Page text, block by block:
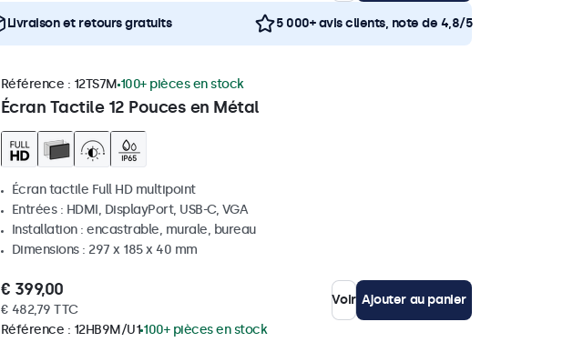
Livraison et retours gratuits 5 000+ avis clients, note de 4,8/5
Écran Tactile 12 Pouces en Métal
Référence : 12TS7M 100+ pièces en stock
Écran tactile Full HD multipoint
Entrées : HDMI, DisplayPort, USB-C, VGA
Installation : encastrable, murale, bureau
Dimensions : 297 x 185 x 40 mm
€ 399,00
€ 482,79 TTC
Voir Ajouter au panier
Référence : 12HB9M/U1 100+ pièces en stock